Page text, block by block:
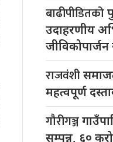
बाढीपीडितको
उदाहरणीय
राजवंशी
महत्वपूर्ण
गौरीगञ्ज
सम्पन्न, ६०